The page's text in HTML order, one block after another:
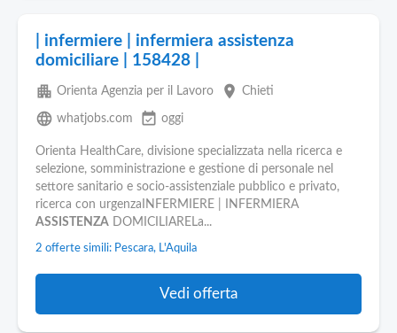
| infermiere | infermiera assistenza
domiciliare | 158428 |
apartment Orienta Agenzia per il Lavoro place Chieti
language whatjobs.com event_available oggi
Orienta HealthCare, divisione specializzata nella ricerca e
selezione, somministrazione e gestione di personale nel
settore sanitario e socio-assistenziale pubblico e privato,
ricerca con urgenzaINFERMIERE | INFERMIERA
ASSISTENZA DOMICILIARELa...
2 offerte simili: Pescara, L'Aquila
Vedi offerta